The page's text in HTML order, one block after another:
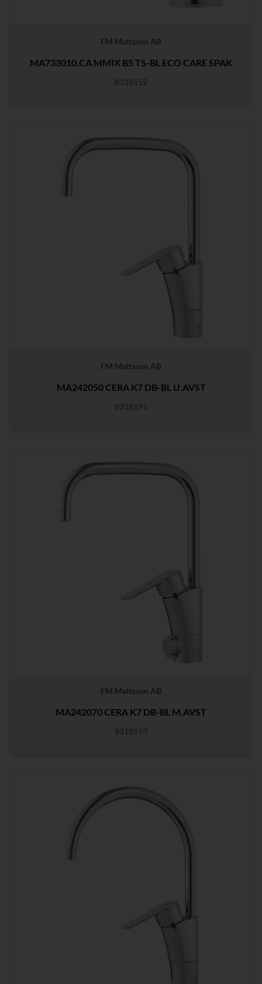
FM Mattsson AB
MA733010.CA MMIX B5 TS-BL ECO CARE SPAK
8318152
FM Mattsson AB
MA242050 CERA K7 DB-BL U.AVST
8318191
FM Mattsson AB
MA242070 CERA K7 DB-BL M.AVST
8318193